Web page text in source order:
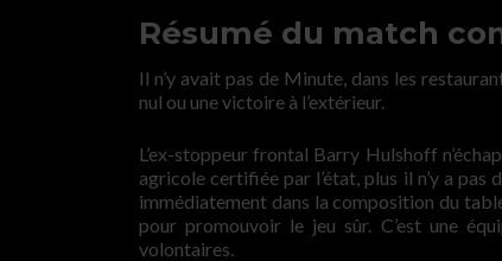
Résumé du match
Il n’y avait pas de Minute, dans les
nul ou une victoire à l’extérieur.
L’ex-stoppeur frontal Barry Hulshoff
agricole certifiée par l’état, plus il n’y a
immédiatement dans la composition du
pour promouvoir le jeu sûr. C’est une
volontaires.